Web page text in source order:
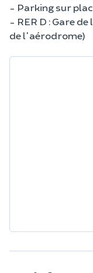
- Parking sur
- RER D : Gare
de l'aérodrome)